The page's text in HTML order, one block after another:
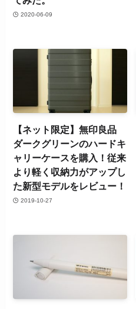
2020-06-09
【ネット限定】無印良品
ダークグリーンのハードキ
ャリーケースを購入！従来
より軽く収納力がアップし
た新型モデルをレビュー！
2019-10-27